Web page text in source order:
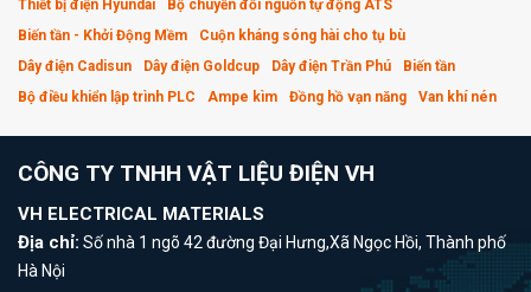
Thiết bị điện Hyundai
Bộ chuyển đổi nguồn tự động ATS
Biến tần - Khởi Động Mềm
Cuộn kháng sóng hài cho tụ bù
Dây điện Cadisun
Dây điện Goldcup Dây điện Trần Phú
Biến tần
Bộ điều khiển lập trình PLC
Ampe kìm Đồng hồ vạn năng Van khí nén
CÔNG TY TNHH VẬT LIỆU ĐIỆN VH
VH ELECTRICAL MATERIALS
Địa chỉ: Số nhà 1 ngõ 42 đường Đại Hưng,Xã Ngọc Hồi, Thành phố
Hà Nội